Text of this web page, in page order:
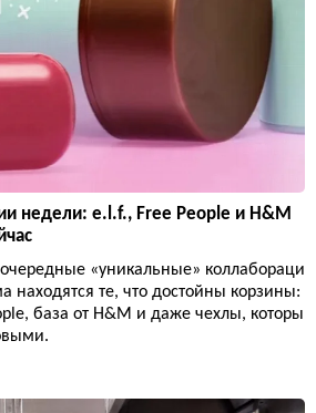
недели: e.l.f., Free People и H&M
«уникальные» коллабораци
находятся те, что достойны корзины:
база от H&M и даже чехлы, которы